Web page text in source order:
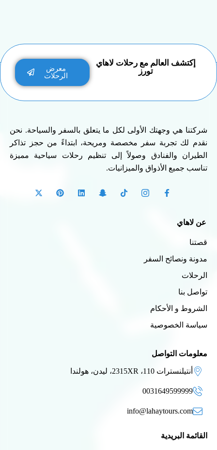
إكتشف العالم مع رحلات لاهاي
تورز
معرض
الرحلات
شركتنا هي وجهتك الأولى لكل ما يتعلق بالسفر والسياحة. نحن
نقدم لك تجربة سفر مخصصة ومريحة، ابتداءً من حجز تذاكر
الطيران والفنادق وصولاً إلى تنظيم رحلات سياحية مميزة
تناسب جميع الأذواق والميزانيات.
عن لاهاي
قصتنا
مدونة ونصائح السفر
الرحلات
تواصل بنا
الشروط و الأحكام
سياسة الخصوصية
معلومات التواصل
أنتيلنسترات 110، 2315XR، ليدن، هولندا
0031649599999
info@lahaytours.com
القائمة البريدية